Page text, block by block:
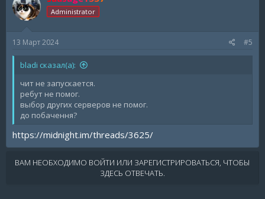
Administrator
13 Март 2024 #5
bladi сказал(а):
чит не запускается.
ребут не помог.
выбор других серверов не помог.
до побачення?
https://midnight.im/threads/3625/
ВАМ НЕОБХОДИМО ВОЙТИ ИЛИ ЗАРЕГИСТРИРОВАТЬСЯ, ЧТОБЫ
ЗДЕСЬ ОТВЕЧАТЬ.